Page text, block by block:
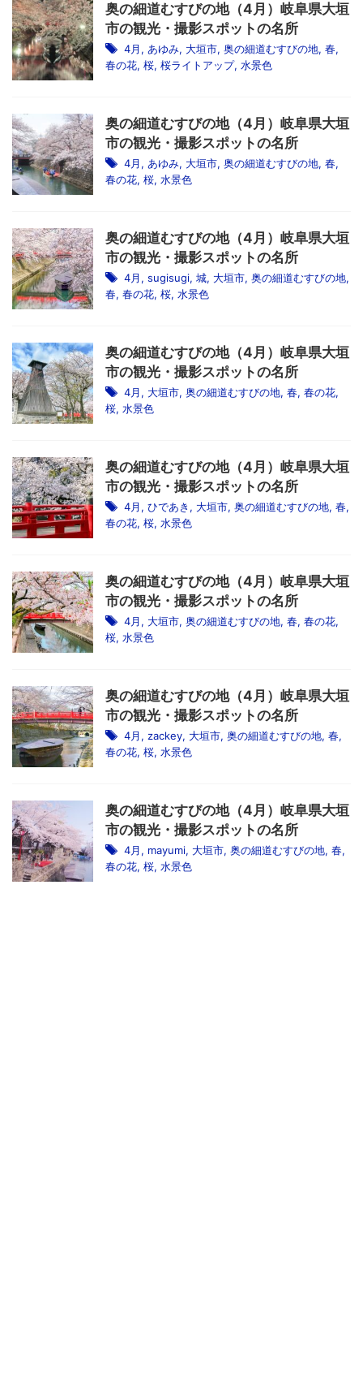
奥の細道むすびの地（4月）岐阜県大垣
市の観光・撮影スポットの名所
4月, あゆみ, 大垣市, 奥の細道むすびの地, 春,
春の花, 桜, 桜ライトアップ, 水景色
奥の細道むすびの地（4月）岐阜県大垣
市の観光・撮影スポットの名所
4月, あゆみ, 大垣市, 奥の細道むすびの地, 春,
春の花, 桜, 水景色
奥の細道むすびの地（4月）岐阜県大垣
市の観光・撮影スポットの名所
4月, sugisugi, 城, 大垣市, 奥の細道むすびの地,
春, 春の花, 桜, 水景色
奥の細道むすびの地（4月）岐阜県大垣
市の観光・撮影スポットの名所
4月, 大垣市, 奥の細道むすびの地, 春, 春の花,
桜, 水景色
奥の細道むすびの地（4月）岐阜県大垣
市の観光・撮影スポットの名所
4月, ひであき , 大垣市, 奥の細道むすびの地, 春,
春の花, 桜, 水景色
奥の細道むすびの地（4月）岐阜県大垣
市の観光・撮影スポットの名所
4月, 大垣市, 奥の細道むすびの地, 春, 春の花,
桜, 水景色
奥の細道むすびの地（4月）岐阜県大垣
市の観光・撮影スポットの名所
4月, zackey, 大垣市, 奥の細道むすびの地, 春,
春の花, 桜, 水景色
奥の細道むすびの地（4月）岐阜県大垣
市の観光・撮影スポットの名所
4月, mayumi, 大垣市, 奥の細道むすびの地, 春,
春の花, 桜, 水景色